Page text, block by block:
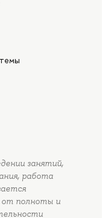
занятий,
работа
от полноты и